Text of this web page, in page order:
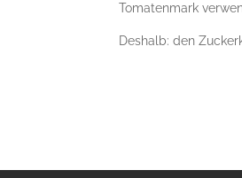
Tomatenmark
Deshalb: den